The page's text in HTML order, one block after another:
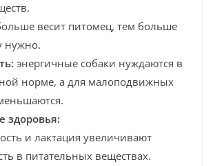
весит питомец, тем больше
нужно.
энергичные собаки нуждаются в
норме, а для малоподвижных
здоровья:
и лактация увеличивают
в питательных веществах.